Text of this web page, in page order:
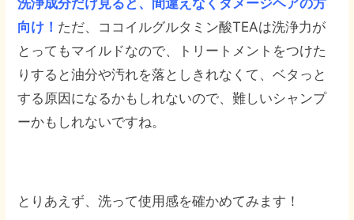
洗浄成分だけ見ると、間違えなくダメージヘアの方
向け！ ただ、ココイルグルタミン酸TEAは洗浄力が
とってもマイルドなので、トリートメントをつけた
りすると油分や汚れを落としきれなくて、ベタっと
する原因になるかもしれないので、難しいシャンプ
ーかもしれないですね。
とりあえず、洗って使用感を確かめてみます！